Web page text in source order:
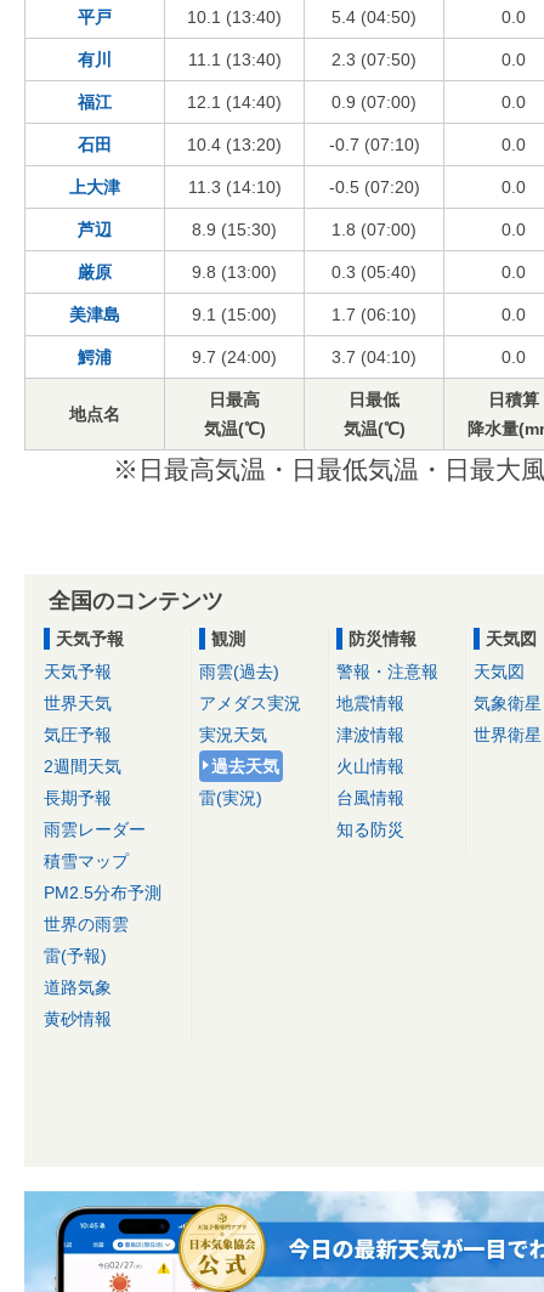
平戸 10.1 (13:40) 5.4 (04:50) 0.0
有川 11.1 (13:40) 2.3 (07:50) 0.0
福江 12.1 (14:40) 0.9 (07:00) 0.0
石田 10.4 (13:20) -0.7 (07:10) 0.0
上大津 11.3 (14:10) -0.5 (07:20) 0.0
芦辺 8.9 (15:30) 1.8 (07:00) 0.0
厳原 9.8 (13:00) 0.3 (05:40) 0.0
美津島 9.1 (15:00) 1.7 (06:10) 0.0
鰐浦 9.7 (24:00) 3.7 (04:10) 0.0
地点名
日最高
気温(℃)
日最低
気温(℃)
日積算
降水量
※日最高気温・日最低気温・日最大
全国のコンテンツ
天気予報
天気予報
世界天気
気圧予報
2週間天気
長期予報
雨雲レーダー
積雪マップ
PM2.5分布予測
世界の雨雲
雷(予報)
道路気象
黄砂情報
観測
雨雲(過去)
アメダス実況
実況天気
過去天気
雷(実況)
防災情報
警報・注意報
地震情報
津波情報
火山情報
台風情報
知る防災
天気図
天気図
気象衛星
世界衛星